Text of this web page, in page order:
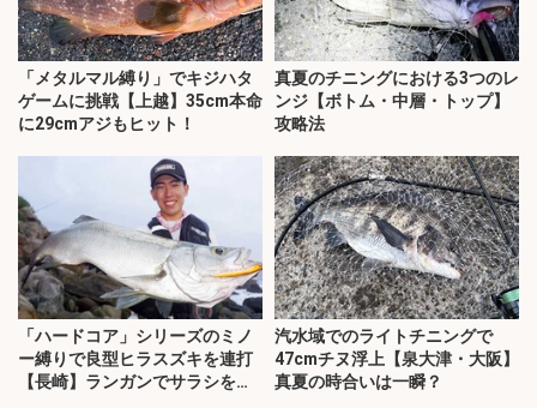
「メタルマル縛り」でキジハタ
ゲームに挑戦【上越】35cm本命
に29cmアジもヒット！
真夏のチニングにおける3つのレ
ンジ【ボトム・中層・トップ】
攻略法
「ハードコア」シリーズのミノ
ー縛りで良型ヒラスズキを連打
【長崎】ランガンでサラシを攻
汽水域でのライトチニングで
47cmチヌ浮上【泉大津・大阪】
真夏の時合いは一瞬？